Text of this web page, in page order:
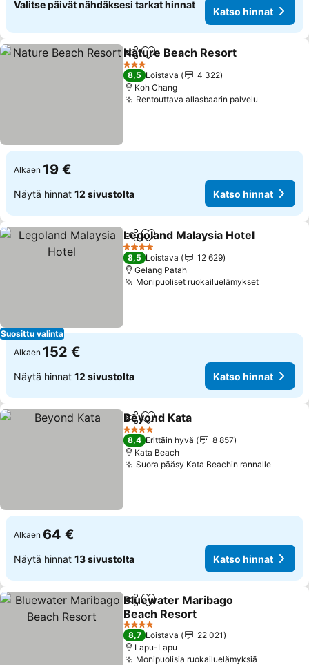
Valitse päivät nähdäksesi tarkat hinnat
Katso hinnat
Jaa Lisää suosikkeihin
Nature Beach Resort
3 Tähtiluokitus
8,5 Loistava
4 322
Koh Chang
Rentouttava allasbaarin palvelu
Alkaen 19 €
Näytä hinnat 12 sivustolta Katso hinnat
Suosittu valinta
Jaa Lisää suosikkeihin
Legoland Malaysia Hotel
4 Tähtiluokitus
8,5 Loistava
12 629
Gelang Patah
Monipuoliset ruokailuelämyksetKatso
Alkaen 152 €
Näytä hinnat 12 sivustolta Katso hinnat
Jaa Lisää suosikkeihin
Beyond Kata
4 Tähtiluokitus
8,4 Erittäin hyvä
8 857
Kata Beach
Suora pääsy Kata Beachin rannalleKatso
Alkaen 64 €
Näytä hinnat 13 sivustolta Katso hinnat
Jaa Lisää suosikkeihin
Bluewater Maribago
Beach Resort
Katso hinnat
4 Tähtiluokitus
8,7 Loistava
22 021
Lapu-Lapu
Monipuolisia ruokailuelämyksiä